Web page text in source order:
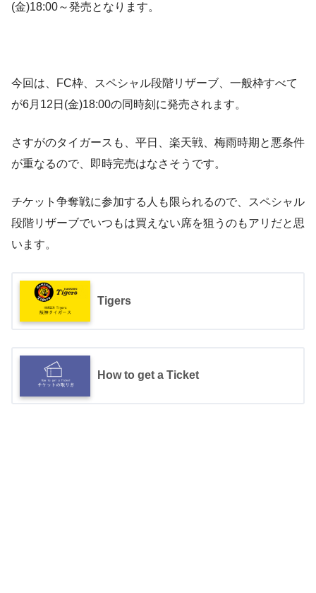
(金)18:00～発売となります。
今回は、FC枠、スペシャル段階リザーブ、一般枠すべて
が6月12日(金)18:00の同時刻に発売されます。
さすがのタイガースも、平日、楽天戦、梅雨時期と悪条件
が重なるので、即時完売はなさそうです。
チケット争奪戦に参加する人も限られるので、スペシャル
段階リザーブでいつもは買えない席を狙うのもアリだと思
います。
Tigers
How to get a Ticket